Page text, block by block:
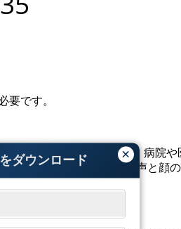
×
ダウンロード
要です。
引されています。現在、病院
増加しています。音声と顔